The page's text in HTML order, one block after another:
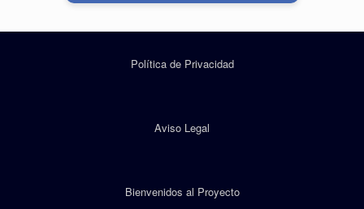
Política de Privacidad
Aviso Legal
Bienvenidos al Proyecto